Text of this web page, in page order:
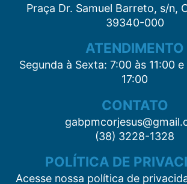
Praça Dr. Samuel Barreto, s/n,
39340-000
ATENDIMENTO
Segunda à Sexta: 7:00 às 11:00
17:00
CONTATO
(38) 3228-1328
POLÍTICA DE
Acesse nossa política de